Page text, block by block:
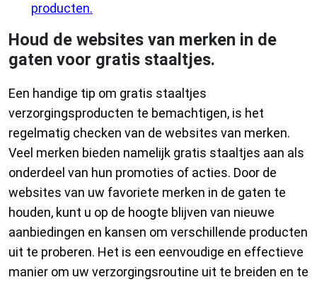
producten.
Houd de websites van merken in de
gaten voor gratis staaltjes.
Een handige tip om gratis staaltjes
verzorgingsproducten te bemachtigen, is het
regelmatig checken van de websites van merken.
Veel merken bieden namelijk gratis staaltjes aan als
onderdeel van hun promoties of acties. Door de
websites van uw favoriete merken in de gaten te
houden, kunt u op de hoogte blijven van nieuwe
aanbiedingen en kansen om verschillende producten
uit te proberen. Het is een eenvoudige en effectieve
manier om uw verzorgingsroutine uit te breiden en te